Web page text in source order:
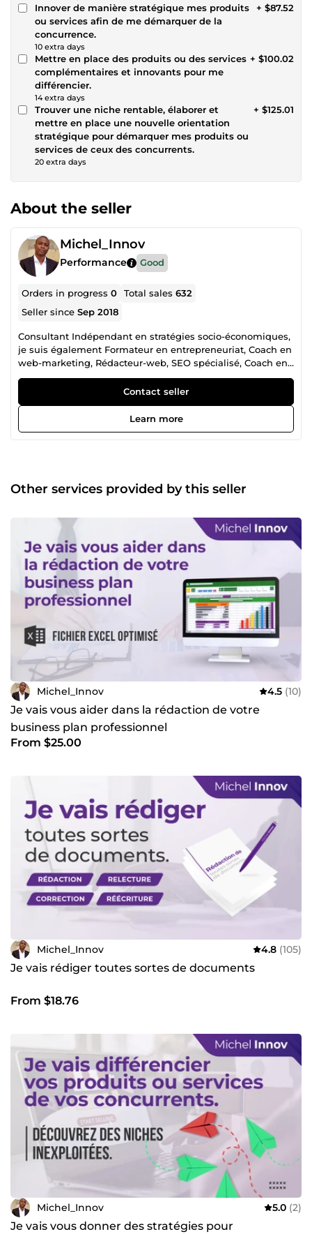
Innover de manière stratégique mes produits
ou services afin de me démarquer de la
concurrence.
10 extra days
+ $87.52
Mettre en place des produits ou des services
complémentaires et innovants pour me
différencier.
14 extra days
+ $100.02
Trouver une niche rentable, élaborer et
mettre en place une nouvelle orientation
stratégique pour démarquer mes produits ou
services de ceux des concurrents.
20 extra days
+ $125.01
About the seller
Michel_Innov
Performance Good
Orders in progress0 Total sales632
Seller sinceSep 2018
Consultant Indépendant en stratégies socio-économiques,
je suis également Formateur en entrepreneuriat, Coach en
web-marketing, Rédacteur-web, SEO spécialisé, Coach en
développement personnel. Etant responsable d'entreprise,
j'ai acquis des compétences au fil des années en e-
commerce, recherche de marchés pour les entreprises (B
to B et B to C), conseils en entrepreneuriat, assistance en
démarches administratives, montage et gestion de projets
Contact seller
Learn more
Other services provided by this seller
Michel_Innov 4.5 (10)
Je vais vous aider dans la rédaction de votre
business plan professionnel
From $25.00
Michel_Innov 4.8 (105)
Je vais rédiger toutes sortes de documents
From $18.76
Michel_Innov 5.0 (2)
Je vais vous donner des stratégies pour